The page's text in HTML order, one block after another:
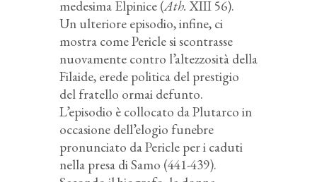
medesima Elpinice (Ath. XIII 56).
Un ulteriore episodio, infine, ci
mostra come Pericle si scontrasse
nuovamente contro l’altezzosità della
Filaide, erede politica del prestigio
del fratello ormai defunto.
L’episodio è collocato da Plutarco in
occasione dell’elogio funebre
pronunciato da Pericle per i caduti
nella presa di Samo (441-439).